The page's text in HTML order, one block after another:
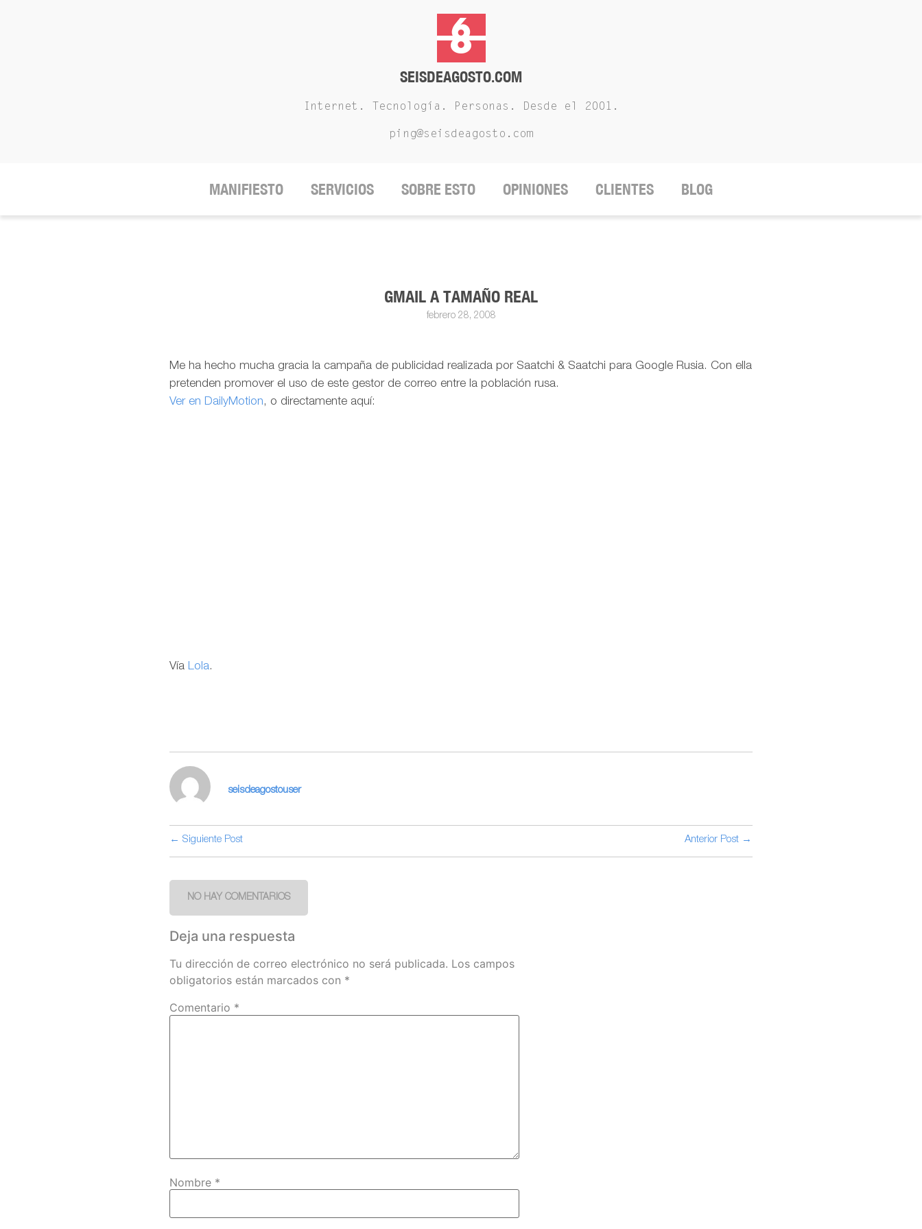
SEISDEAGOSTO.COM
Internet. Tecnología. Personas. Desde el 2001.
ping@seisdeagosto.com
MANIFIESTO SERVICIOS SOBRE ESTO OPINIONES CLIENTES BLOG
GMAIL A TAMAÑO REAL
febrero 28, 2008
Me ha hecho mucha gracia la campaña de publicidad realizada por Saatchi & Saatchi para Google Rusia. Con ella
pretenden promover el uso de este gestor de correo entre la población rusa.
Ver en DailyMotion, o directamente aquí:
Vía Lola.
seisdeagostouser
← Siguiente Post Anterior Post →
NO HAY COMENTARIOS
Deja una respuesta
Tu dirección de correo electrónico no será publicada. Los campos
obligatorios están marcados con *
Comentario *
Nombre *